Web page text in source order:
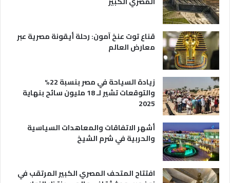
ح
ي
قناع توت عنخ آمون: رحلة أيقونة مصرية عبر
معارض العالم
زيادة السياحة في مصر بنسبة 22%
والتوقعات تشير لـ 18 مليون سائح بنهاية
2025
أشهر الاتفاقات والمعاهدات السياسية
والحربية في شرم الشيخ
افتتاح المتحف المصري الكبير المرتقب في